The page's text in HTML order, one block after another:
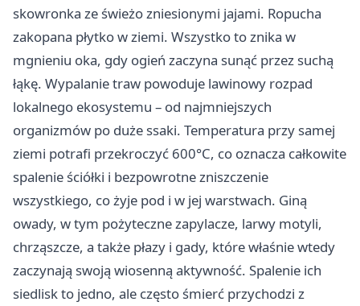
skowronka ze świeżo zniesionymi jajami. Ropucha
zakopana płytko w ziemi. Wszystko to znika w
mgnieniu oka, gdy ogień zaczyna sunąć przez suchą
łąkę. Wypalanie traw powoduje lawinowy rozpad
lokalnego ekosystemu – od najmniejszych
organizmów po duże ssaki. Temperatura przy samej
ziemi potrafi przekroczyć 600°C, co oznacza całkowite
spalenie ściółki i bezpowrotne zniszczenie
wszystkiego, co żyje pod i w jej warstwach. Giną
owady, w tym pożyteczne zapylacze, larwy motyli,
chrząszcze, a także płazy i gady, które właśnie wtedy
zaczynają swoją wiosenną aktywność. Spalenie ich
siedlisk to jedno, ale często śmierć przychodzi z